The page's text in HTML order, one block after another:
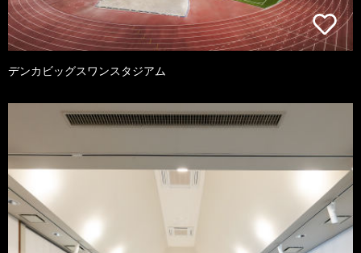
デンカビッグスワンスタジアム